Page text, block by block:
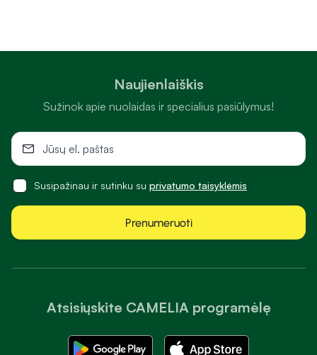
Atsisiųskite CAMELIA programėlę
Naujienlaiškis
Sužinok apie nuolaidas ir specialius pasiūlymus!
Susipažinau ir sutinku su privatumo taisyklėmis
Prenumeruoti